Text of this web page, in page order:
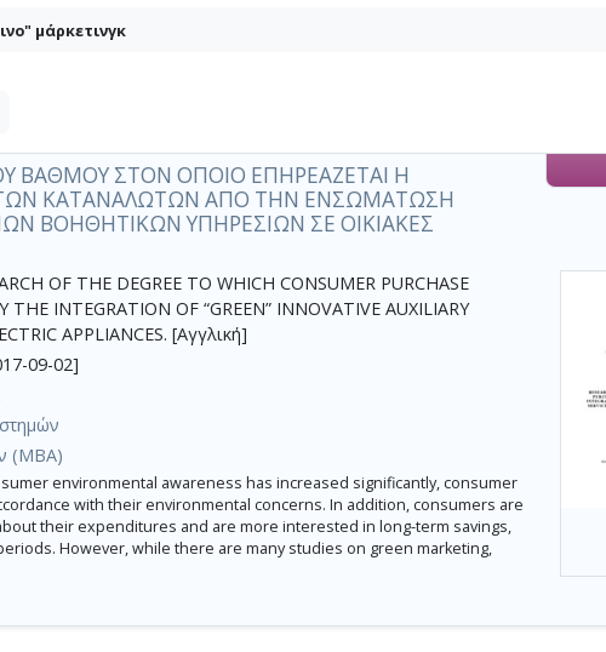
μάρκετινγκ
ΒΑΘΜΟΥ ΣΤΟΝ ΟΠΟΙΟ ΕΠΗΡΕΑΖΕΤΑΙ Η
ΚΑΤΑΝΑΛΩΤΩΝ ΑΠΟ ΤΗΝ ΕΝΣΩΜΑΤΩΣΗ
ΒΟΗΘΗΤΙΚΩΝ ΥΠΗΡΕΣΙΩΝ ΣΕ ΟΙΚΙΑΚΕΣ
OF THE DEGREE TO WHICH CONSUMER PURCHASE
INTEGRATION OF “GREEN” INNOVATIVE AUXILIARY
APPLIANCES. [Αγγλική]
09-02]
(MBA)
environmental awareness has increased significantly, consumer
with their environmental concerns. In addition, consumers are
their expenditures and are more interested in long-term savings,
However, while there are many studies on green marketing,